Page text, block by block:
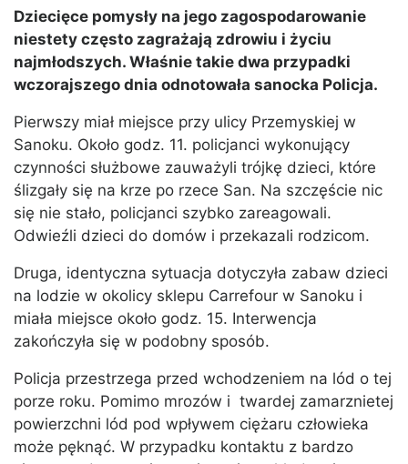
Dziecięce pomysły na jego zagospodarowanie
niestety często zagrażają zdrowiu i życiu
najmłodszych. Właśnie takie dwa przypadki
wczorajszego dnia odnotowała sanocka Policja.
Pierwszy miał miejsce przy ulicy Przemyskiej w
Sanoku. Około godz. 11. policjanci wykonujący
czynności służbowe zauważyli trójkę dzieci, które
ślizgały się na krze po rzece San. Na szczęście nic
się nie stało, policjanci szybko zareagowali.
Odwieźli dzieci do domów i przekazali rodzicom.
Druga, identyczna sytuacja dotyczyła zabaw dzieci
na lodzie w okolicy sklepu Carrefour w Sanoku i
miała miejsce około godz. 15. Interwencja
zakończyła się w podobny sposób.
Policja przestrzega przed wchodzeniem na lód o tej
porze roku. Pomimo mrozów i twardej zamarznietej
powierzchni lód pod wpływem ciężaru człowieka
może pęknąć. W przypadku kontaktu z bardzo